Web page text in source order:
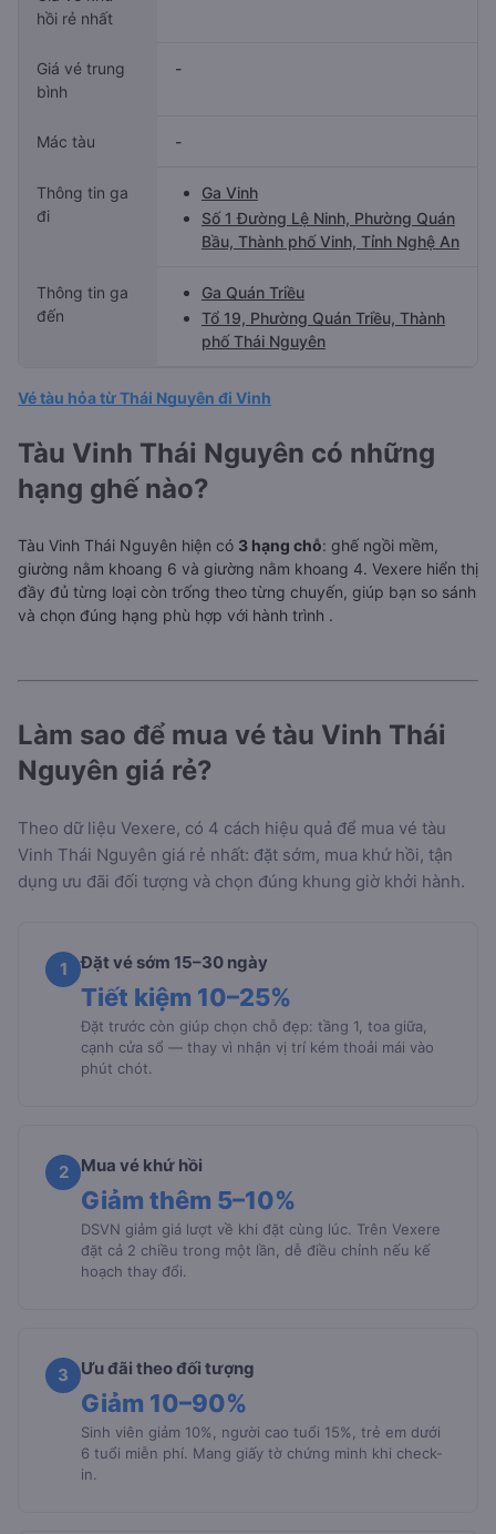
hồi rẻ nhất
Giá vé trung
bình
-
Mác tàu -
Thông tin ga
đi
Ga Vinh
Số 1 Đường Lệ Ninh, Phường Quán
Bầu, Thành phố Vinh, Tỉnh Nghệ An
Thông tin ga
đến
Ga Quán Triều
Tổ 19, Phường Quán Triều, Thành
phố Thái Nguyên
Vé tàu hỏa từ Thái Nguyên đi Vinh
Tàu Vinh Thái Nguyên có những
hạng ghế nào?
Tàu Vinh Thái Nguyên hiện có 3 hạng chỗ: ghế ngồi mềm,
giường nằm khoang 6 và giường nằm khoang 4. Vexere hiển thị
đầy đủ từng loại còn trống theo từng chuyến, giúp bạn so sánh
và chọn đúng hạng phù hợp với hành trình .
Làm sao để mua vé tàu Vinh Thái
Nguyên giá rẻ?
Theo dữ liệu Vexere, có 4 cách hiệu quả để mua vé tàu
Vinh Thái Nguyên giá rẻ nhất: đặt sớm, mua khứ hồi, tận
dụng ưu đãi đối tượng và chọn đúng khung giờ khởi hành.
1 Đặt vé sớm 15–30 ngày
Tiết kiệm 10–25%
Đặt trước còn giúp chọn chỗ đẹp: tầng 1, toa giữa,
cạnh cửa sổ — thay vì nhận vị trí kém thoải mái vào
phút chót.
2 Mua vé khứ hồi
Giảm thêm 5–10%
DSVN giảm giá lượt về khi đặt cùng lúc. Trên Vexere
đặt cả 2 chiều trong một lần, dễ điều chỉnh nếu kế
hoạch thay đổi.
3 Ưu đãi theo đối tượng
Giảm 10–90%
Sinh viên giảm 10%, người cao tuổi 15%, trẻ em dưới
6 tuổi miễn phí. Mang giấy tờ chứng minh khi check-
in.